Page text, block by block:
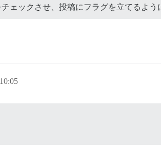
ェックさせ、投稿にフラグを立てるよう